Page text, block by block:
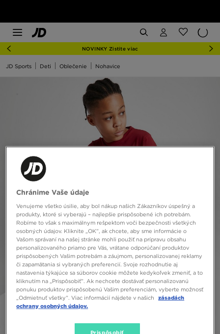
NOVINKY Zistite viac
JD Sports Deti Oblečenie Nohavice
Chránime Vaše údaje
Venujeme všetko úsilie, aby bol nákup našich Zákazníkov úspešný a
produkty, ktoré si vyberajú – najlepšie prispôsobené ich potrebám.
Robíme to však s maximálnym rešpektom voči bezpečnosti všetkých
osobných údajov. Kliknite „OK”, ak chcete, aby sme informácie o
Vašom správaní na našej stránke mohli použiť na prípravu obsahu
personalizovaného priamo pre Vás, vrátane odporúčaní produktov
prispôsobených Vašim potrebám a záujmom, personalizovanej reklamy
či zapamätania si vybraných preferencií. Svoje rozhodnutie aj
nastavenia týkajúce sa súborov cookie môžete kedykoľvek zmeniť, a to
kliknutím na „Prispôsobiť”. Ak nechcete dostávať personalizovanú
ponuku produktov prispôsobenú Vašim preferenciám, vyberte možnosť
„Odmietnuť všetky”. Viac informácií nájdete v našich
zásadách
ochrany osobných údajov.
Prispôsobiť